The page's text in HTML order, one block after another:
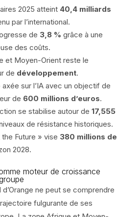
2025 atteint 40,4 milliards
par l’international.
de 3,8 % grâce à une
des coûts.
et Moyen-Orient reste le
de développement.
axée sur l’IA avec un objectif de
de 600 millions d’euros.
se stabilise autour de 17,555
de résistance historiques.
Future » vise 380 millions de
2028.
moteur de croissance
ne peut se comprendre
fulgurante de ses